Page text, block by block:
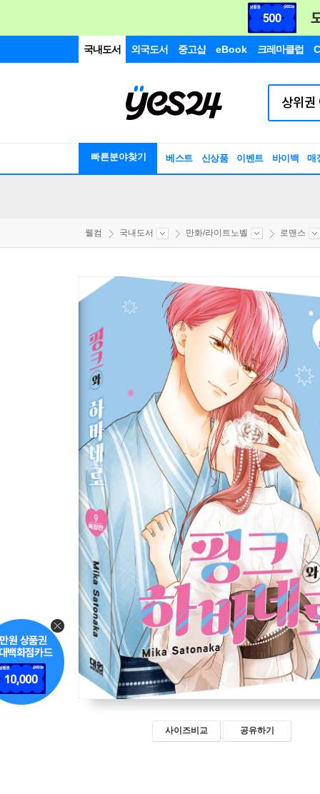
국내도서 외국도서 중고샵 eBook 크레마클럽
빠른분야찾기 베스트 신상품 이벤트 바이백 매
웰컴 국내도서 만화/라이트노벨 로맨스
사이즈비교 공유하기